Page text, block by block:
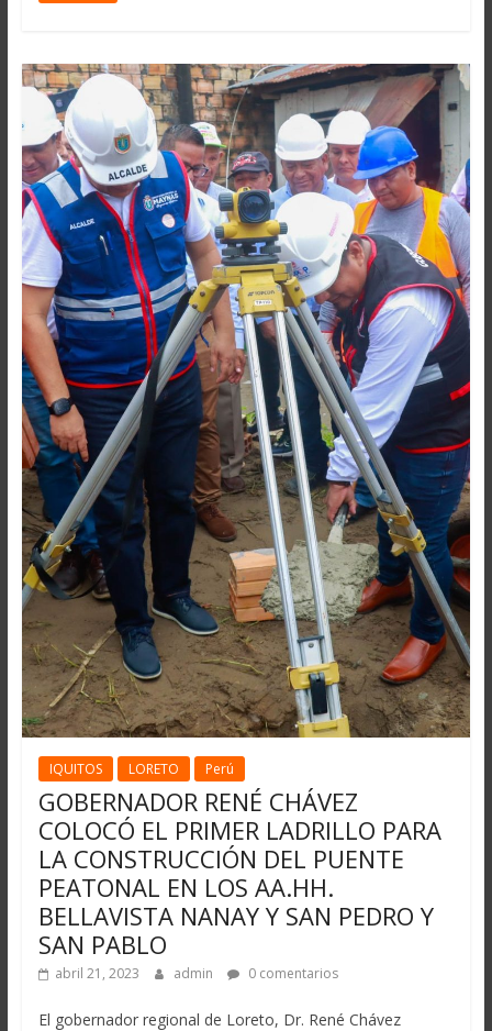
IQUITOS LORETO Perú
GOBERNADOR RENÉ CHÁVEZ
COLOCÓ EL PRIMER LADRILLO PARA
LA CONSTRUCCIÓN DEL PUENTE
PEATONAL EN LOS AA.HH.
BELLAVISTA NANAY Y SAN PEDRO Y
SAN PABLO
abril 21, 2023 admin 0 comentarios
El gobernador regional de Loreto, Dr. René Chávez